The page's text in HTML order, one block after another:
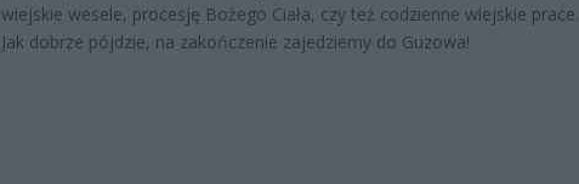
wiejskie wesele, procesję Bożego Ciała, czy też codzienne wiejskie prace.
Jak dobrze pójdzie, na zakończenie zajedziemy do Guzowa!